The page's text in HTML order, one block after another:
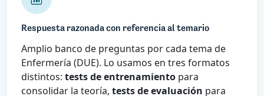
Respuesta razonada con referencia al temario
Amplio banco de preguntas por cada tema de
Enfermería (DUE). Lo usamos en tres formatos
distintos: tests de entrenamiento para
consolidar la teoría, tests de evaluación para